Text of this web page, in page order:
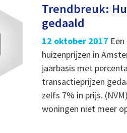
Trendbreuk:
gedaald
12 oktober 2017
huizenprijzen in
jaarbasis met
transactieprijzen
zelfs 7% in prijs.
woningen niet meer